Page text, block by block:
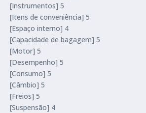
[Instrumentos] 5
[Itens de conveniência] 5
[Espaço interno] 4
[Capacidade de bagagem] 5
[Motor] 5
[Desempenho] 5
[Consumo] 5
[Câmbio] 5
[Freios] 5
[Suspensão] 4